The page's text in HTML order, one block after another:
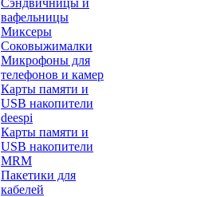
Сэндвичницы и
вафельницы
Миксеры
Соковыжималки
Микрофоны для
телефонов и камер
Карты памяти и
USB накопители
deespi
Карты памяти и
USB накопители
MRM
Пакетики для
кабелей